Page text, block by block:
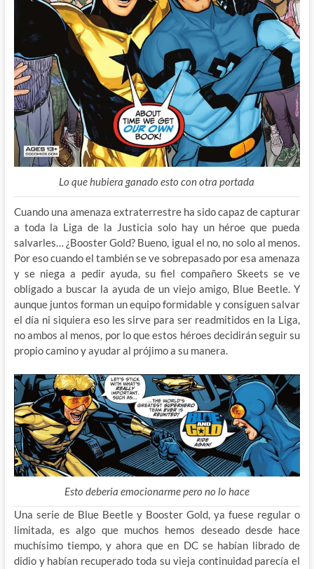
Lo que hubiera ganado esto con otra portada
Cuando una amenaza extraterrestre ha sido capaz de capturar
a toda la Liga de la Justicia solo hay un héroe que pueda
salvarles… ¿Booster Gold? Bueno, igual el no, no solo al menos.
Por eso cuando el también se ve sobrepasado por esa amenaza
y se niega a pedir ayuda, su fiel compañero Skeets se ve
obligado a buscar la ayuda de un viejo amigo, Blue Beetle. Y
aunque juntos forman un equipo formidable y consiguen salvar
el día ni siquiera eso les sirve para ser readmitidos en la Liga,
no ambos al menos, por lo que estos héroes decidirán seguir su
propio camino y ayudar al prójimo a su manera.
Esto deberia emocionarme pero no lo hace
Una serie de Blue Beetle y Booster Gold, ya fuese regular o
limitada, es algo que muchos hemos deseado desde hace
muchísimo tiempo, y ahora que en DC se habían librado de
didio y habían recuperado toda su vieja continuidad parecía el